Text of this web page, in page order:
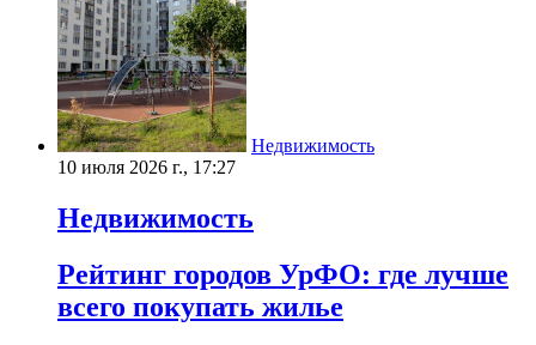
Недвижимость
10 июля 2026 г., 17:27
Недвижимость
Рейтинг городов УрФО: где лучше
всего покупать жилье